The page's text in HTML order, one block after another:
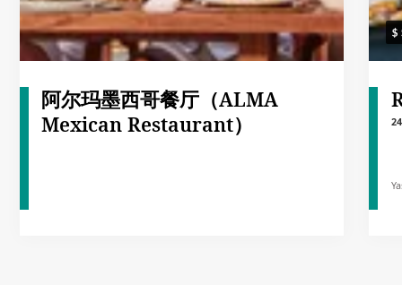
阿尔玛墨西哥餐厅（ALMA
Mexican Restaurant）